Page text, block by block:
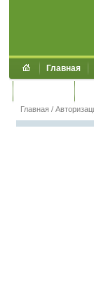
Главная
Главная /